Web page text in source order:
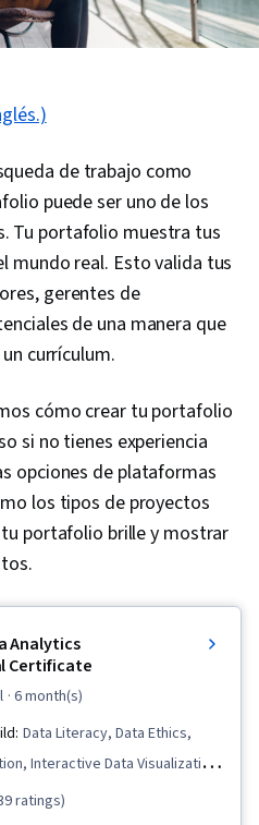
de trabajo como
puede ser uno de los
Tu portafolio muestra tus
mundo real. Esto valida tus
gerentes de
de una manera que
currículum.
cómo crear tu portafolio
si no tienes experiencia
opciones de plataformas
los tipos de proyectos
portafolio brille y mostrar
Analytics
Certificate
· 6 month(s)
Data Literacy, Data Ethics,
Interactive Data Visualization,
Spreadsheet Software, R
ratings)